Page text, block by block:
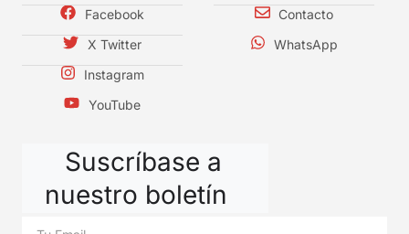
Facebook
X Twitter
Instagram
YouTube
Contacto
WhatsApp
Suscríbase a
nuestro boletín